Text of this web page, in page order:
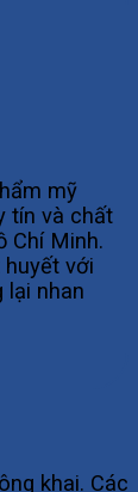
mỹ
tín và chất
Chí Minh.
với
lại nhan
khai. Các